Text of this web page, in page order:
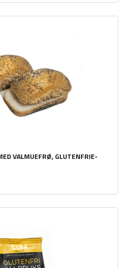
VALMUEFRØ, GLUTENFRIE-